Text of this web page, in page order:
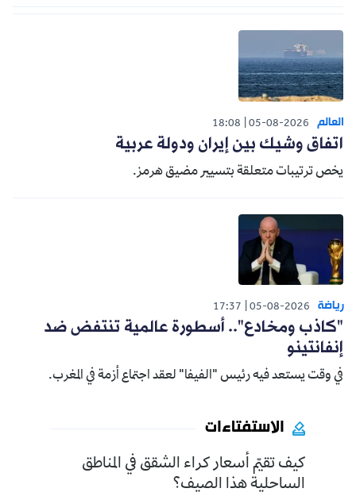
العالم 05-08-2026
18:08
اتفاق وشيك بين إيران ودولة عربية
يخص ترتيبات متعلقة بتسيير مضيق هرمز.
رياضة 05-08-2026
17:37
"كاذب ومخادع".. أسطورة عالمية تنتفض ضد
إنفانتينو
في وقت يستعد فيه رئيس "الفيفا" لعقد اجتماع أزمة في المغرب.
الاستفتاءات
كيف تقيّم أسعار كراء الشقق في المناطق
الساحلية هذا الصيف؟